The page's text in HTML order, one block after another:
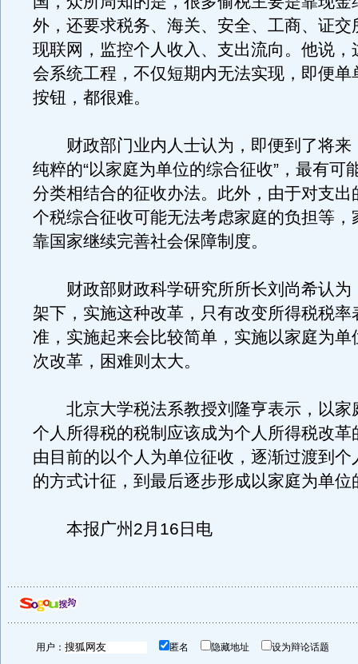
外，还要求税务、海关、安全、工商、证交
现联网，监控个人收入、支出流向。他说，
会系统工程，不仅短期内无法实现，即便单
按钮，都很难。
财政部门业内人士认为，即便到了将来
纯粹的“以家庭为单位的综合征收”，最有可
分类相结合的征收办法。此外，由于对支出
个税综合征收可能无法考虑家庭的负担等，
靠国家继续完善社会保障制度。
财政部财政科学研究所所长刘尚希认为
架下，实施这种改革，只有改变所得税税率
准，实施起来会比较简单，实施以家庭为单
次改革，困难则太大。
北京大学税法系教授刘隆亨表示，以家
个人所得税的税制应该成为个人所得税改革
由目前的以个人为单位征收，逐渐过渡到个
的方式计征，到最后逐步形成以家庭为单位
本报广州2月16日电
用户： 匿名 隐藏地址 设为辩论话题